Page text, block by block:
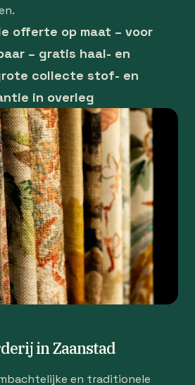
offerte op maat – voor
– gratis haal- en
collecte stof- en
in overleg
in Zaanstad
en traditionele